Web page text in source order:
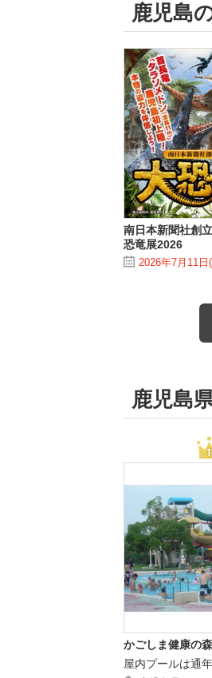
鹿児島
南日本新聞社創
恐竜展2026
2026年7月11
鹿児島
かごしま健康の
屋内プールは通